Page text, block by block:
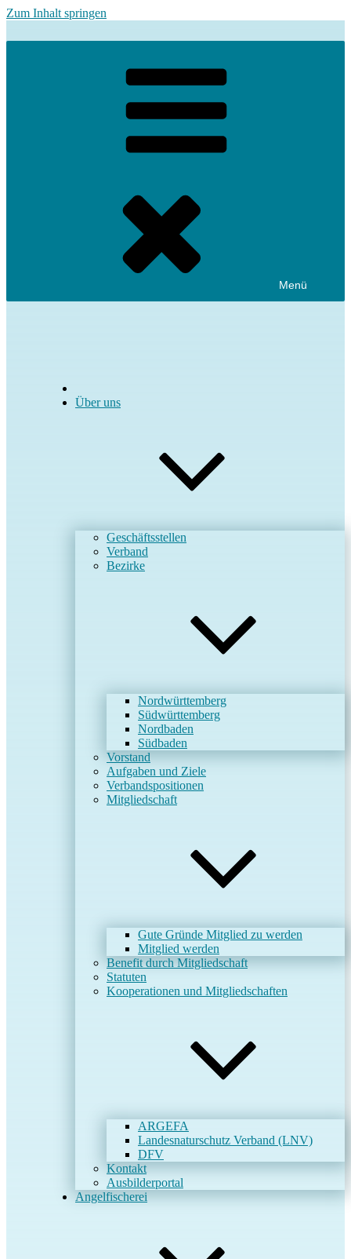
Zum Inhalt springen
Menü
Über uns
Geschäftsstellen
Verband
Bezirke
Nordwürttemberg
Südwürttemberg
Nordbaden
Südbaden
Vorstand
Aufgaben und Ziele
Verbandspositionen
Mitgliedschaft
Gute Gründe Mitglied zu werden
Mitglied werden
Benefit durch Mitgliedschaft
Statuten
Kooperationen und Mitgliedschaften
ARGEFA
Landesnaturschutz Verband (LNV)
DFV
Kontakt
Ausbilderportal
Angelfischerei